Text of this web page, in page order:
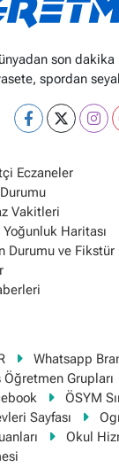
son dakika
spordan
Eczaneler
Vakitleri
Haritası
Durumu ve Fikstür
Whatsapp
Grupları
ÖSYM
Sayfası
Okul